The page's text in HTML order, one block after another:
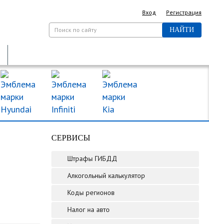
Вход Регистрация
НАЙТИ
СЕРВИСЫ
Штрафы ГИБДД
Алкогольный калькулятор
Коды регионов
Налог на авто